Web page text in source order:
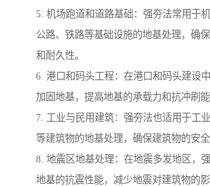
5. 机场跑道和道路基础：强夯法常用于
公路、铁路等基础设施的地基处理，确
和耐久性。
6. 港口和码头工程：在港口和码头建设
加固地基，提高地基的承载力和抗冲刷能
7. 工业与民用建筑：强夯法也适用于工
等建筑物的地基处理，确保建筑物的安全
8. 地震区地基处理：在地震多发地区，
地基的抗震性能，减少地震对建筑物的影